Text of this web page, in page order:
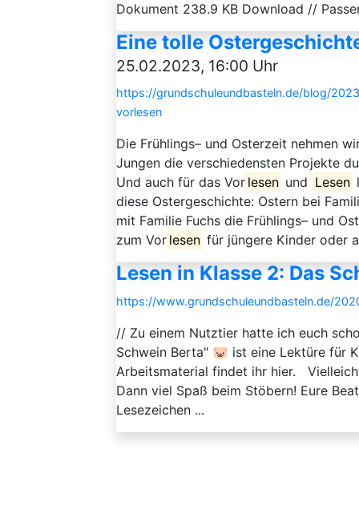
Dokument 238.9 KB Download //
Eine tolle
25.02.2023, 16:00 Uhr
https://grundschuleundbasteln.de/blog/
vorlesen
Die Frühlings– und Osterzeit nehmen
Jungen die verschiedensten Projekte
Und auch für das Vor lesen und Lesen
diese Ostergeschichte: Ostern bei
mit Familie Fuchs die Frühlings– und
zum Vor lesen für jüngere Kinder oder
Lesen in Klasse 2: Das
https://www.grundschuleundbasteln.de/
// Zu einem Nutztier hatte ich euch
Schwein Berta" 🐷 ist eine Lektüre für
Arbeitsmaterial findet ihr hier.
Dann viel Spaß beim Stöbern! Eure
Lesezeichen ...